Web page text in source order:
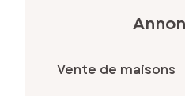
Vente de maisons